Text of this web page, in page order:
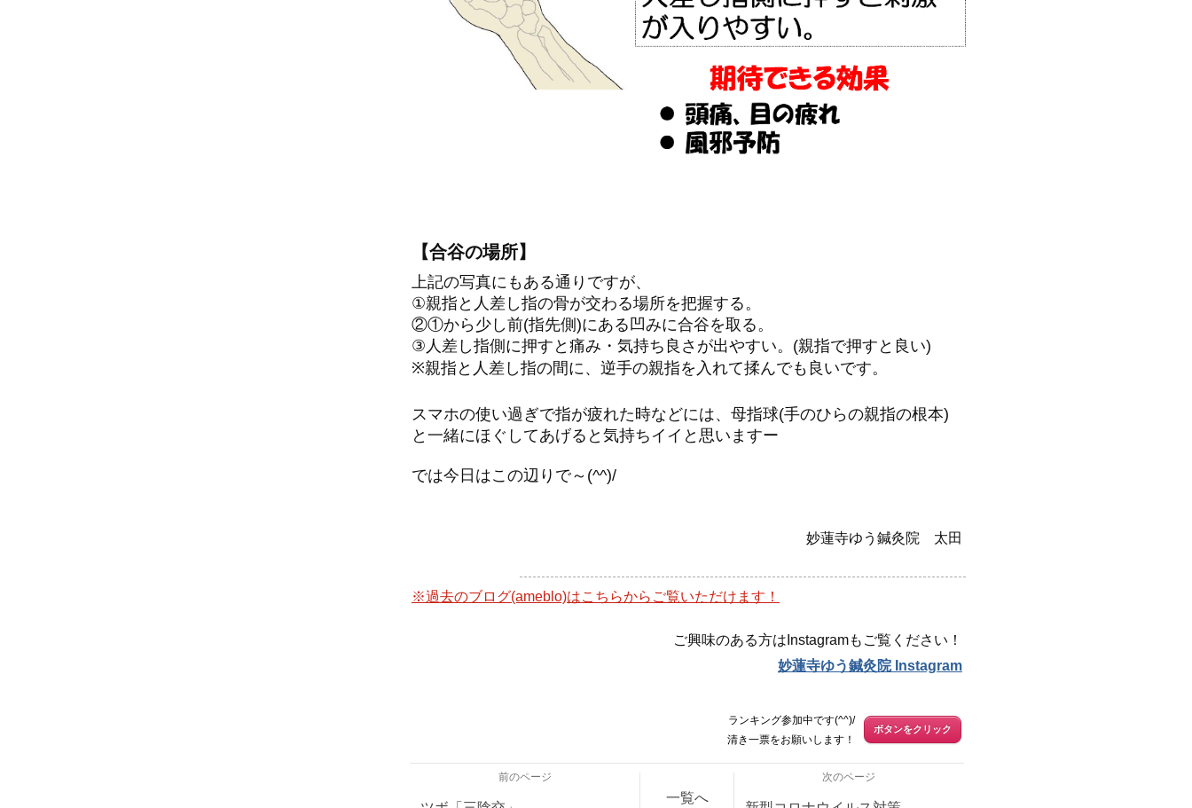
【合谷の場所】
上記の写真にもある通りですが、
①親指と人差し指の骨が交わる場所を把握する。
②①から少し前(指先側)にある凹みに合谷を取る。
③人差し指側に押すと痛み・気持ち良さが出やすい。(親指で押すと良い)
※親指と人差し指の間に、逆手の親指を入れて揉んでも良いです。
スマホの使い過ぎで指が疲れた時などには、母指球(手のひらの親指の根本)
と一緒にほぐしてあげると気持ちイイと思いますー
では今日はこの辺りで～(^^)/
妙蓮寺ゆう鍼灸院 太田
※過去のブログ(ameblo)はこちらからご覧いただけます！
ご興味のある方はInstagramもご覧ください！
妙蓮寺ゆう鍼灸院 Instagram
ランキング参加中です(^^)/
清き一票をお願いします！
ボタンをクリック
前のページ
一覧へ
次のページ